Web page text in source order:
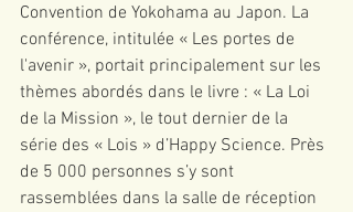
Convention de Yokohama au Japon. La
conférence, intitulée « Les portes de
l'avenir », portait principalement sur les
thèmes abordés dans le livre : « La Loi
de la Mission », le tout dernier de la
série des « Lois » d’Happy Science. Près
de 5 000 personnes s’y sont
rassemblées dans la salle de réception